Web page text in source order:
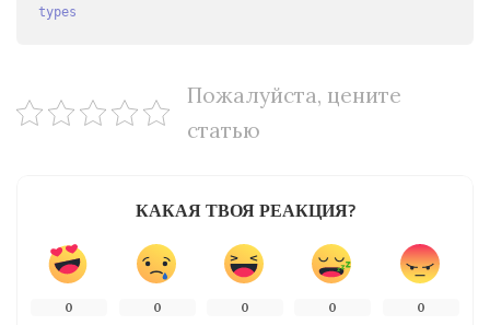
types
Пожалуйста, цените
статью
КАКАЯ ТВОЯ РЕАКЦИЯ?
0 0 0 0 0